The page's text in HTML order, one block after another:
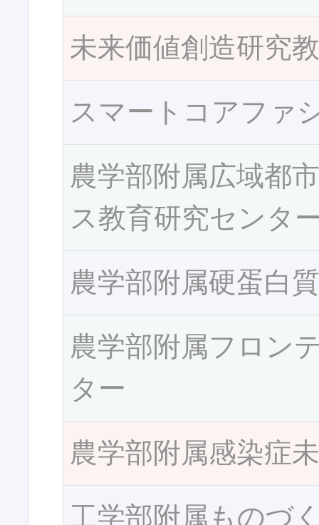
未来価値創造研究
スマートコアファ
農学部附属広域都
ス教育研究センタ
農学部附属硬蛋白
農学部附属フロン
ター
農学部附属感染症
工学部附属ものづ